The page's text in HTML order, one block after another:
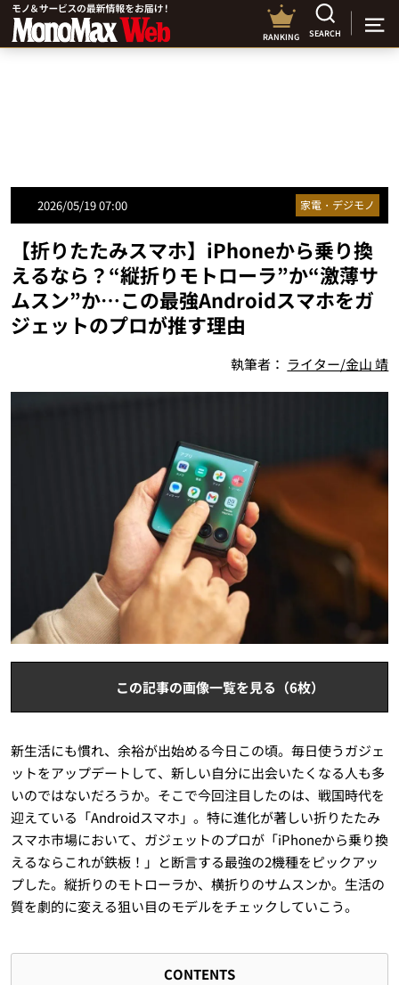
RANKING SEARCH
2026/05/19 07:00 家電・デジモノ
【折りたたみスマホ】iPhoneから乗り換
えるなら？“縦折りモトローラ”か“激薄サ
ムスン”か…この最強Androidスマホをガ
ジェットのプロが推す理由
執筆者： ライター/金山 靖
この記事の画像一覧を見る（6枚）
新生活にも慣れ、余裕が出始める今日この頃。毎日使うガジェ
ットをアップデートして、新しい自分に出会いたくなる人も多
いのではないだろうか。そこで今回注目したのは、戦国時代を
迎えている「Androidスマホ」。特に進化が著しい折りたたみ
スマホ市場において、ガジェットのプロが「iPhoneから乗り換
えるならこれが鉄板！」と断言する最強の2機種をピックアッ
プした。縦折りのモトローラか、横折りのサムスンか。生活の
質を劇的に変える狙い目のモデルをチェックしていこう。
CONTENTS